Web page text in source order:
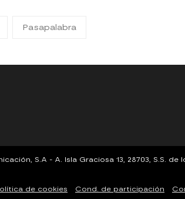
Pasapalabra
S.A - A. Isla Graciosa 13, 28703, S.S.
de cookies Cond. de participación